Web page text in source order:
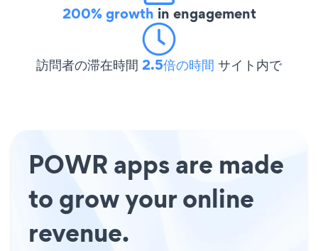
200% growth in engagement
訪問者の滞在時間 2.5倍の時間 サイト内で
POWR apps are made
to grow your online
revenue.